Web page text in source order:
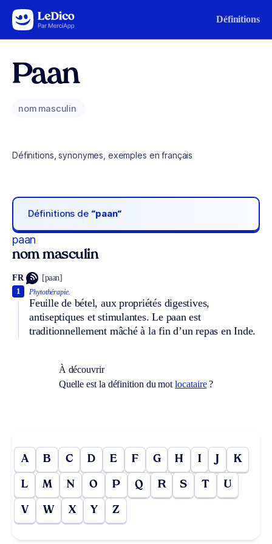
Aller au contenu Définitions
Paan
nom masculin
Définitions, synonymes, exemples en français
Définitions de “paan“
paan
nom masculin
FR [paan]
Phytothérapie.
Feuille de bétel, aux propriétés digestives,
antiseptiques et stimulantes. Le paan est
traditionnellement mâché à la fin d’un repas en Inde.
1
À découvrir
Quelle est la définition du motlocataire?
A B C D E F G H I J K
L M N O P Q R S T U
V W X Y Z